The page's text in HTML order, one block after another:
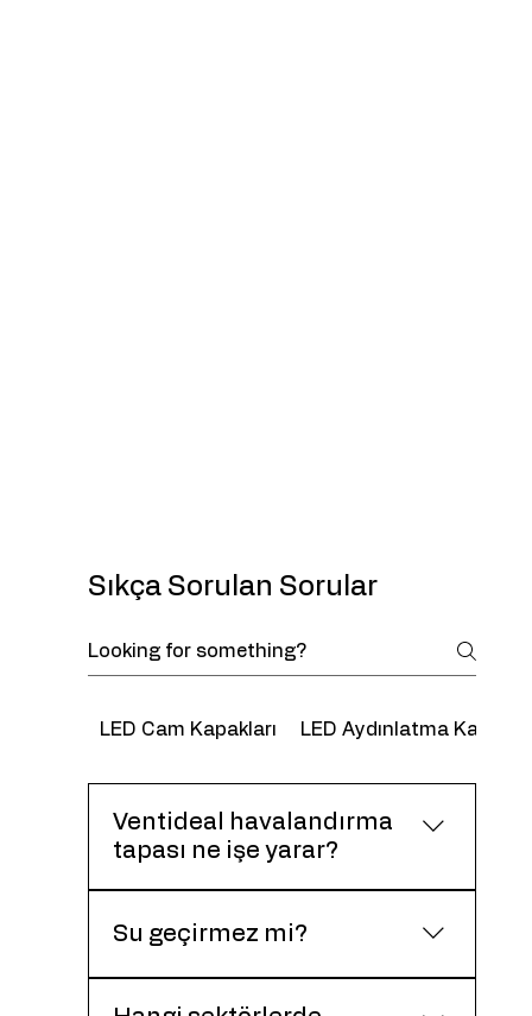
Sıkça Sorulan Sorular
LED Cam Kapakları LED Aydınlatma
Ventideal havalandırma
tapası ne işe yarar?
su, toz ve dış etkenlerin içeri
Su geçirmez mi?